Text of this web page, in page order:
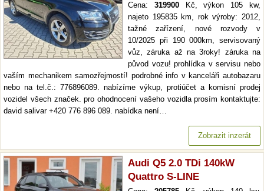
Cena: 319900Kč, výkon 105 kw,
najeto 195835 km, rok výroby: 2012,
tažné zařízení, nové rozvody v
10/2025 při 190 000km, servisovaný
vůz, záruka až na 3roky! záruka na
původ vozu! prohlídka v servisu nebo
vaším mechanikem samozřejmostí! podrobné info v kanceláři autobazaru
nebo na tel.č.: 776896089. nabízíme výkup, protiúčet a komisní prodej
vozidel všech značek. pro ohodnocení vašeho vozidla prosím kontaktujte:
david salivar +420 776 896 089. nabídka není…
Zobrazit inzerát
Audi Q5 2.0 TDi 140kW
Quattro S-LINE